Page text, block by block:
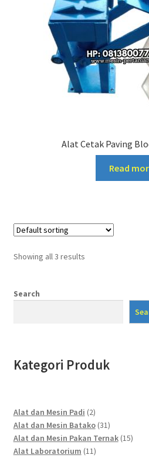
Alat Cetak Paving
Read
Showing all 3 results
Search
Kategori Produk
Alat dan Mesin Padi 22
products
Alat dan Mesin Batako 3131
products
Alat dan Mesin Pakan Ternak 1515
Alat Laboratorium 1111